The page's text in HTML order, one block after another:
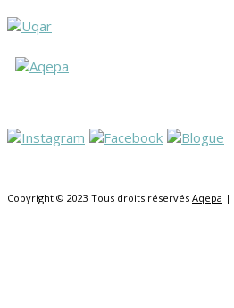
Copyright © 2023 Tous droits réservés Aqepa |